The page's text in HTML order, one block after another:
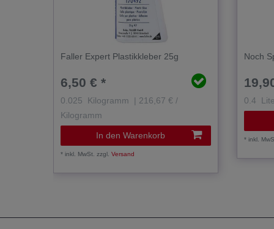
Faller Expert Plastikkleber 25g
6,50 € *
0.025 Kilogramm
| 216,67 € /
Kilogramm
In den Warenkorb
*inkl. MwSt. zzgl.Versand
Noch
0.4
*inkl.